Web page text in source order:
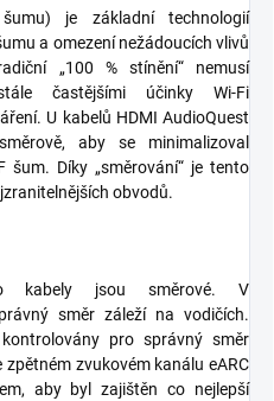
je základní technologií
a omezení nežádoucích vlivů
„100 % stínění“ nemusí
častějšími účinky Wi-Fi
U kabelů HDMI AudioQuest
aby se minimalizoval
šum. Díky „směrování“ je tento
obvodů.
kabely jsou směrové. V
směr záleží na vodičích.
pro správný směr
zvukovém kanálu eARC
aby byl zajištěn co nejlepší